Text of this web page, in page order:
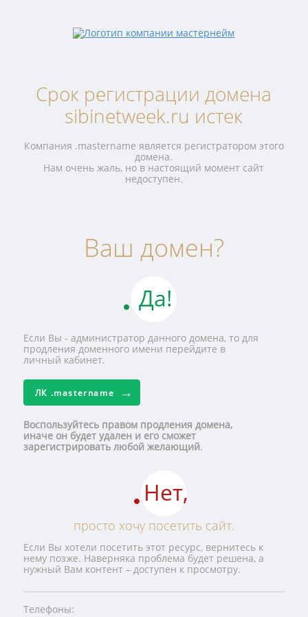
Срок регистрации домена
sibinetweek.ru истек
Компания .mastername является регистратором этого
домена.
Нам очень жаль, но в настоящий момент сайт
недоступен.
Ваш домен?
Да!
Если Вы - администратор данного домена, то для
продления доменного имени перейдите в
личный кабинет.
ЛК .mastername
Воспользуйтесь правом продления домена,
иначе он будет удален и его сможет
зарегистрировать любой желающий.
Нет,
просто хочу посетить сайт.
Если Вы хотели посетить этот ресурс, вернитесь к
нему позже. Наверняка проблема будет решена, а
нужный Вам контент – доступен к просмотру.
Телефоны: